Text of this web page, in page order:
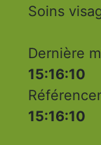
Soins
Dernière
15:16:10
15:16:10